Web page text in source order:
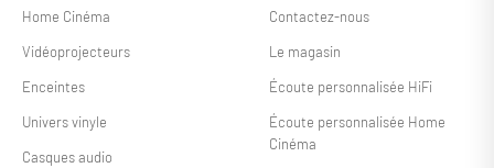
Home Cinéma
Vidéoprojecteurs
Enceintes
Univers vinyle
Casques audio
Contactez-nous
Le magasin
Écoute personnalisée HiFi
Écoute personnalisée Home
Cinéma